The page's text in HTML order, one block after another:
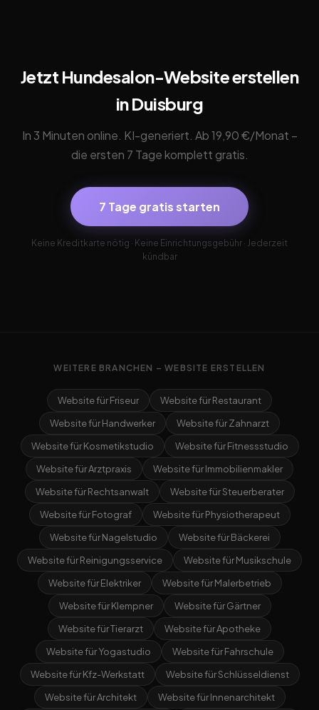
Jetzt Hundesalon-Website erstellen
in Duisburg
In 3 Minuten online. KI-generiert. Ab 19,90 €/Monat –
die ersten 7 Tage komplett gratis.
7 Tage gratis starten
Keine Kreditkarte nötig · Keine Einrichtungsgebühr · Jederzeit
kündbar
WEITERE BRANCHEN – WEBSITE ERSTELLEN
Website für Friseur
Website für Restaurant
Website für Handwerker
Website für Zahnarzt
Website für Kosmetikstudio
Website für Fitnessstudio
Website für Arztpraxis
Website für Immobilienmakler
Website für Rechtsanwalt
Website für Steuerberater
Website für Fotograf
Website für Physiotherapeut
Website für Nagelstudio
Website für Bäckerei
Website für Reinigungsservice
Website für Musikschule
Website für Elektriker
Website für Malerbetrieb
Website für Klempner
Website für Gärtner
Website für Tierarzt
Website für Apotheke
Website für Yogastudio
Website für Fahrschule
Website für Kfz-Werkstatt
Website für Schlüsseldienst
Website für Architekt
Website für Innenarchitekt